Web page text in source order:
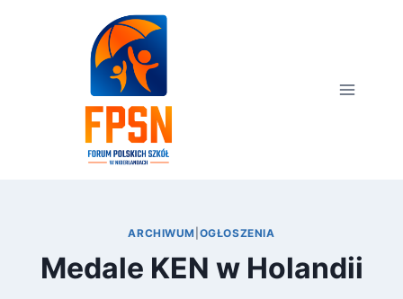
ARCHIWUM OGŁOSZENIA
Medale KEN w Holandii